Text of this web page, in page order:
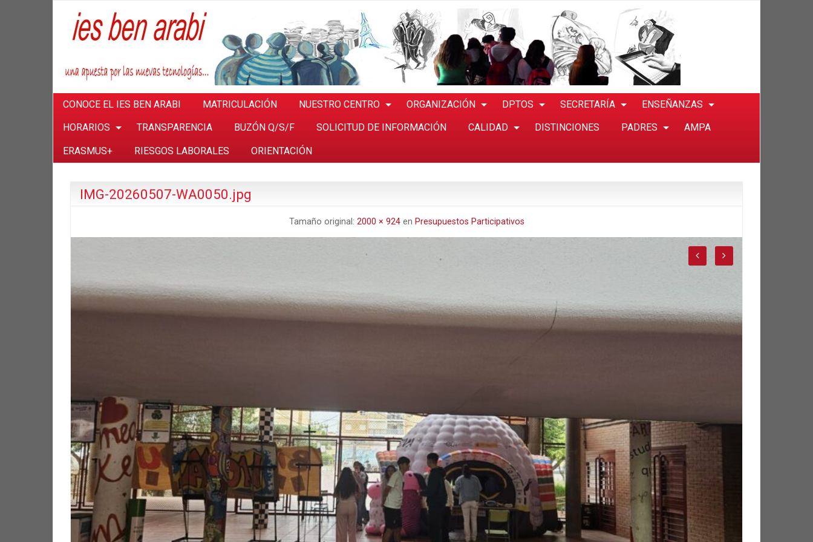
CONOCE EL IES BEN ARABI MATRICULACIÓN NUESTRO CENTRO ORGANIZACIÓN DPTOS SECRETARÍA ENSEÑANZAS
HORARIOS TRANSPARENCIA BUZÓN Q/S/F SOLICITUD DE INFORMACIÓN CALIDAD DISTINCIONES PADRES AMPA
ERASMUS+ RIESGOS LABORALES ORIENTACIÓN
IMG-20260507-WA0050.jpg
Tamaño original: 2000 × 924en Presupuestos Participativos